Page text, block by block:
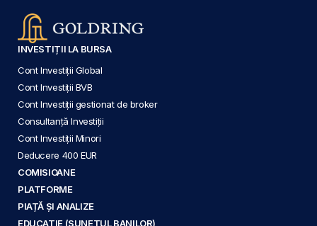
INVESTIȚII LA BURSA
Cont Investiții Global
Cont Investiții BVB
Cont Investiții gestionat de broker
Consultanță Investiții
Cont Investiții Minori
Deducere 400 EUR
COMISIOANE
PLATFORME
PIAȚĂ ȘI ANALIZE
EDUCAȚIE (SUNETUL BANILOR)